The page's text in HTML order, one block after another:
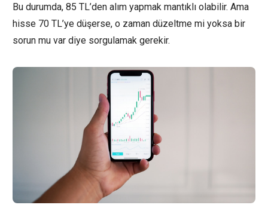
Bu durumda, 85 TL’den alım yapmak mantıklı olabilir. Ama
hisse 70 TL’ye düşerse, o zaman düzeltme mi yoksa bir
sorun mu var diye sorgulamak gerekir.